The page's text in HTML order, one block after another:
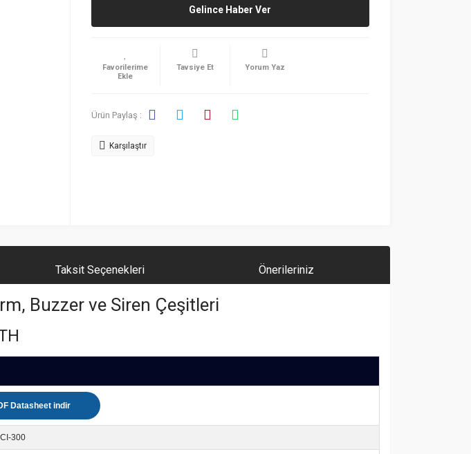
Gelince Haber Ver
Tavsiye Et Yorum Yaz
Ürün Paylaş :
Karşılaştır
Taksit Seçenekleri Önerileriniz
Buzzer ve Siren Çeşitleri
Datasheet indir
300